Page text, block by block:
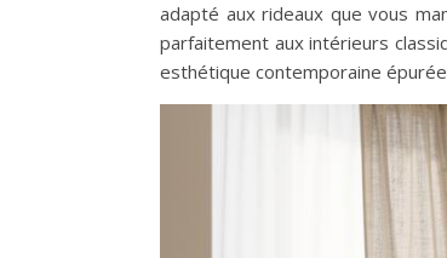
adapté aux rideaux que vous
parfaitement aux intérieurs
esthétique contemporaine